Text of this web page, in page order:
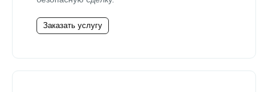
Заказать услугу